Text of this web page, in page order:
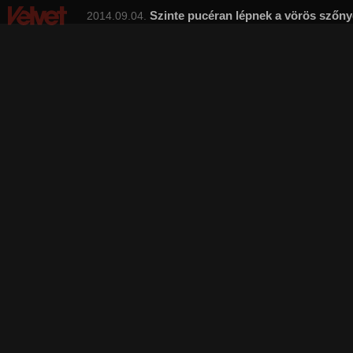
Szinte pucéran lépnek a vörös
2014.09.04.